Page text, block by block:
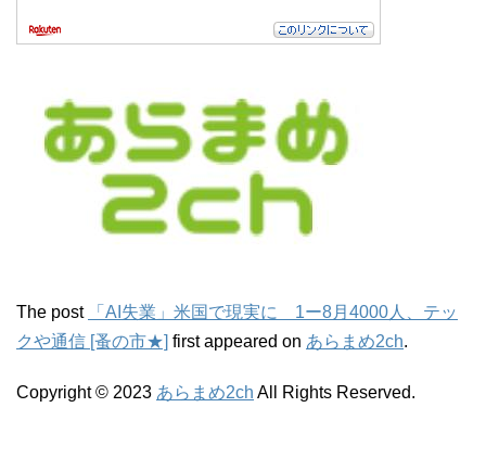
The post
「AI失業」米国で現実に 1ー8月4000人、テッ
クや通信 [蚤の市★] first appeared on あらまめ2ch.
Copyright © 2023 あらまめ2ch All Rights Reserved.